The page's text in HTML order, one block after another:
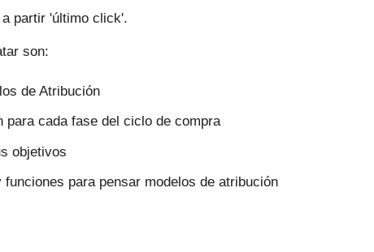
partir 'último click'.
son:
de Atribución
para cada fase del ciclo de compra
objetivos
para pensar modelos de atribución